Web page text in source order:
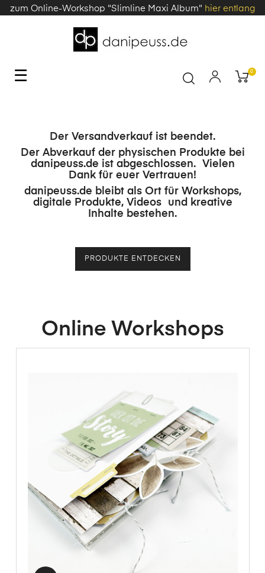
zum Online-Workshop "Slimline Maxi Album" hier entlang
Toggle
☰ 0
Der Versandverkauf ist beendet.
Der Abverkauf der physischen Produkte bei
danipeuss.de ist abgeschlossen. Vielen
Dank für euer Vertrauen!
danipeuss.de bleibt als Ort für Workshops,
digitale Produkte, Videos und kreative
Inhalte bestehen.
PRODUKTE ENTDECKEN
Online Workshops